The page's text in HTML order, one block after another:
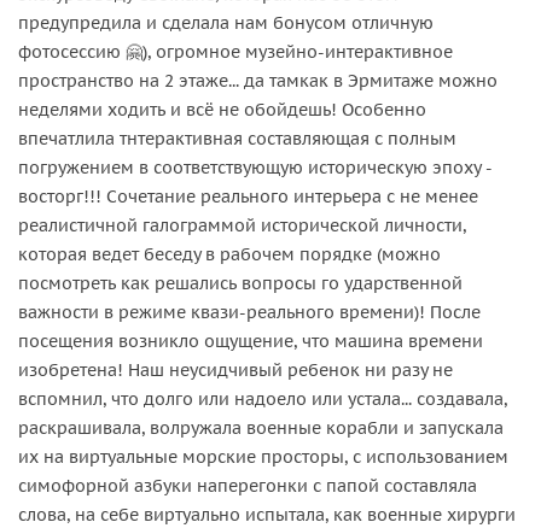
предупредила и сделала нам бонусом отличную
фотосессию 🤗), огромное музейно-интерактивное
пространство на 2 этаже... да тамкак в Эрмитаже можно
неделями ходить и всё не обойдешь! Особенно
впечатлила тнтерактивная составляющая с полным
погружением в соответствующую историческую эпоху -
восторг!!! Сочетание реального интерьера с не менее
реалистичной галограммой исторической личности,
которая ведет беседу в рабочем порядке (можно
посмотреть как решались вопросы го ударственной
важности в режиме квази-реального времени)! После
посещения возникло ощущение, что машина времени
изобретена! Наш неусидчивый ребенок ни разу не
вспомнил, что долго или надоело или устала... создавала,
раскрашивала, волружала военные корабли и запускала
их на виртуальные морские просторы, с использованием
симофорной азбуки наперегонки с папой составляла
слова, на себе виртуально испытала, как военные хирурги